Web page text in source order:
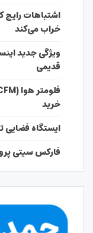
اشتباهات رایج
خراب می‌کند
ویژگی جدید
قدیمی
خرید
ایستگاه فضایی
فارکس سیتی